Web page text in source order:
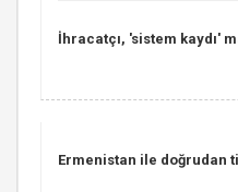
İhracatçı, 'sistem kaydı'
Ermenistan ile doğrudan